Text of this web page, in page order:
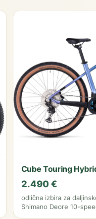
Cube Touring
2.490 €
odlična izbira za
Shimano Deore 10-